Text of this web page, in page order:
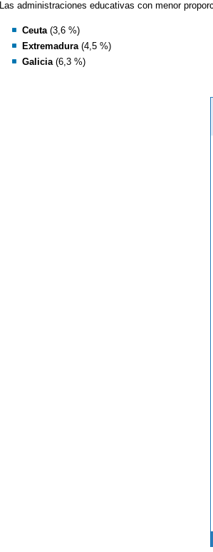
Las administraciones educativas con menor
Ceuta (3,6 %)
Extremadura (4,5 %)
Galicia (6,3 %)